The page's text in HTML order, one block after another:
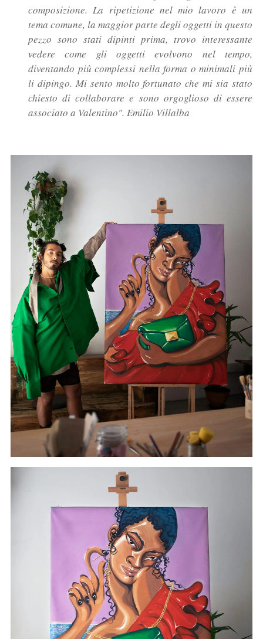
composizione. La ripetizione nel mio lavoro è un
tema comune, la maggior parte degli oggetti in questo
pezzo sono stati dipinti prima, trovo interessante
vedere come gli oggetti evolvono nel tempo,
diventando più complessi nella forma o minimali più
li dipingo. Mi sento molto fortunato che mi sia stato
chiesto di collaborare e sono orgoglioso di essere
associato a Valentino". Emilio Villalba